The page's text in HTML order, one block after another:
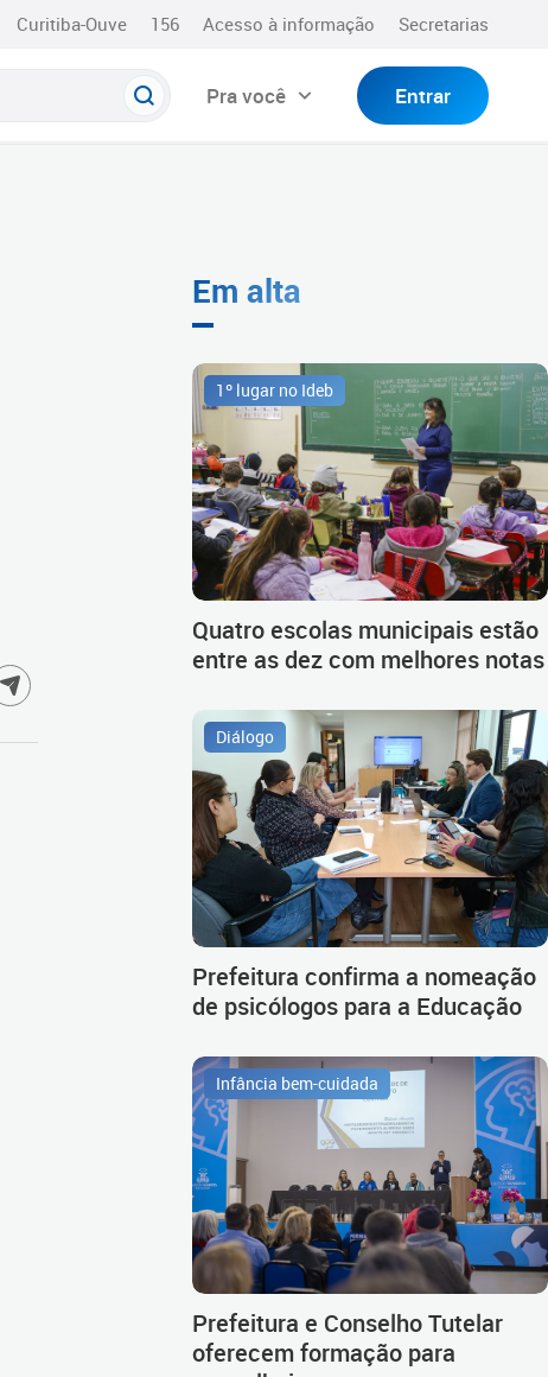
Curitiba-Ouve 156 Acesso à informação Secretarias
Pra você Entrar
Em alta
1º lugar no Ideb
Quatro escolas municipais estão
entre as dez com melhores notas
Diálogo
Prefeitura confirma a nomeação
de psicólogos para a Educação
Infância bem-cuidada
Prefeitura e Conselho Tutelar
oferecem formação para